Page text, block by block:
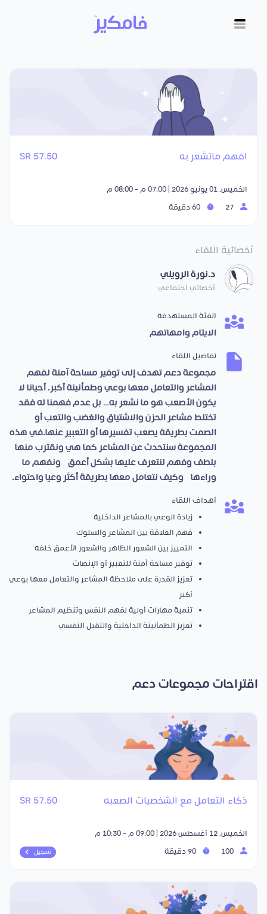
افهم ماتشعر به 57.50 SR
الخميس, 01 يونيو 2026 | 07:00 م - 08:00 م
أخصائية اللقاء
د.نورة الرويلي
أخصائي اجتماعي
الفئة المستهدفة
الايتام وامهاتهم
تفاصيل اللقاء
مجموعة دعم تهدف إلى توفير مساحة آمنة لفهم
المشاعر والتعامل معها بوعي وطمأنينة أكبر. أحيانا لا
يكون الأصعب هو ما نشعر به… بل عدم فهمنا له فقد
تختلط مشاعر الحزن والاشتياق والغضب والتعب أو
الصمت بطريقة يصعب تفسيرها أو التعبير عنها.في هذه
المجموعة سنتحدث عن المشاعر كما هي ونقترب منها
بلطف وفهم لنتعرف عليها بشكل أعمق، ونفهم ما
وراءها، وكيف نتعامل معها بطريقة أكثر وعيا واحتواء.
أهداف اللقاء
زيادة الوعي بالمشاعر الداخلية
فهم العلاقة بين المشاعر والسلوك
التمييز بين الشعور الظاهر والشعور الأعمق خلفه
توفير مساحة آمنة للتعبير أو الإنصات
تعزيز القدرة على ملاحظة المشاعر والتعامل معها بوعي
أكبر
تنمية مهارات أولية لفهم النفس وتنظيم المشاعر
تعزيز الطمأنينة الداخلية والتقبل النفسي
اقتراحات مجموعات دعم
ذكاء التعامل مع الشخصيات الصعبه 57.50 SR
الخميس, 12 أغسطس 2026 | 09:00 م - 10:30 م
تسجيل